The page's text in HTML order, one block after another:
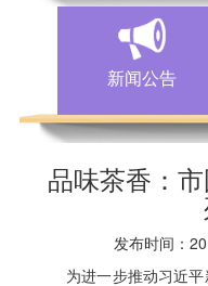
新闻公告
品味茶香：
发布时间：
为进一步推动习近